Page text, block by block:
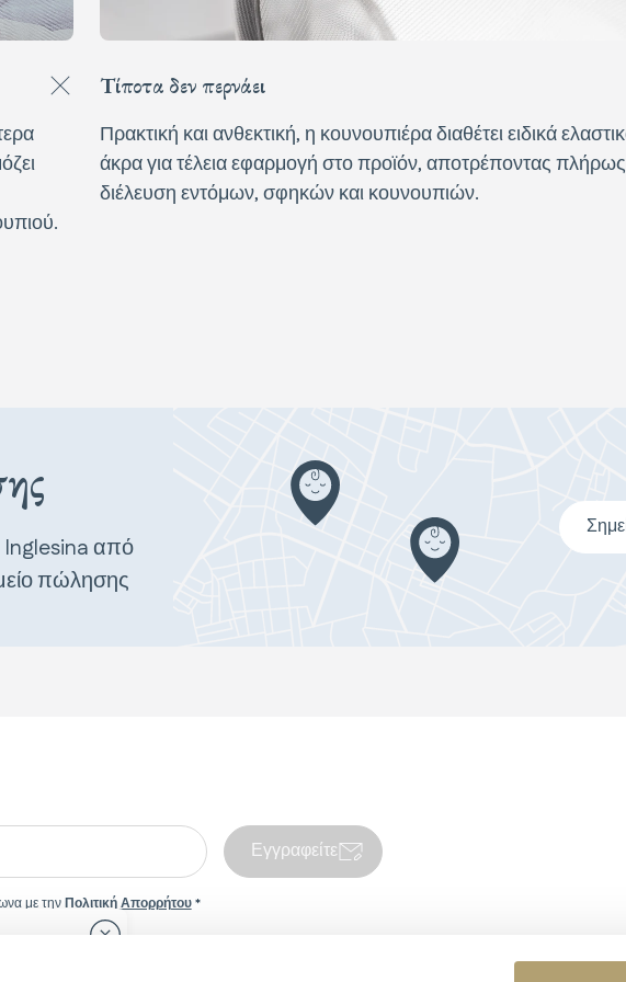
Τίποτα δεν περνάει
Πρακτική και ανθεκτική, η κουνουπιέρα διαθέτει ειδικά
άκρα για τέλεια εφαρμογή στο προϊόν, αποτρέποντας
διέλευση εντόμων, σφηκών και κουνουπιών.
Inglesina από
πώλησης
με τηνΠολιτική Απορρήτου*
Εγγραφείτε
Κλείσιμο πλαισίου προώθησης χώρας